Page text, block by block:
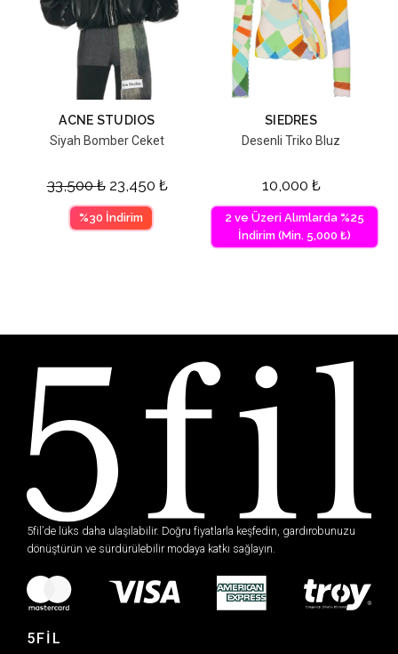
ACNE STUDIOS
Siyah Bomber Ceket
33,500₺ 23,450 ₺
%30 İndirim
SIEDRES
Desenli Triko Bluz
10,000 ₺
2 ve Üzeri Alımlarda %25
İndirim (Min. 5,000 ₺)
5fil’de lüks daha ulaşılabilir. Doğru fiyatlarla keşfedin, gardırobunuzu
dönüştürün ve sürdürülebilir modaya katkı sağlayın.
5FİL